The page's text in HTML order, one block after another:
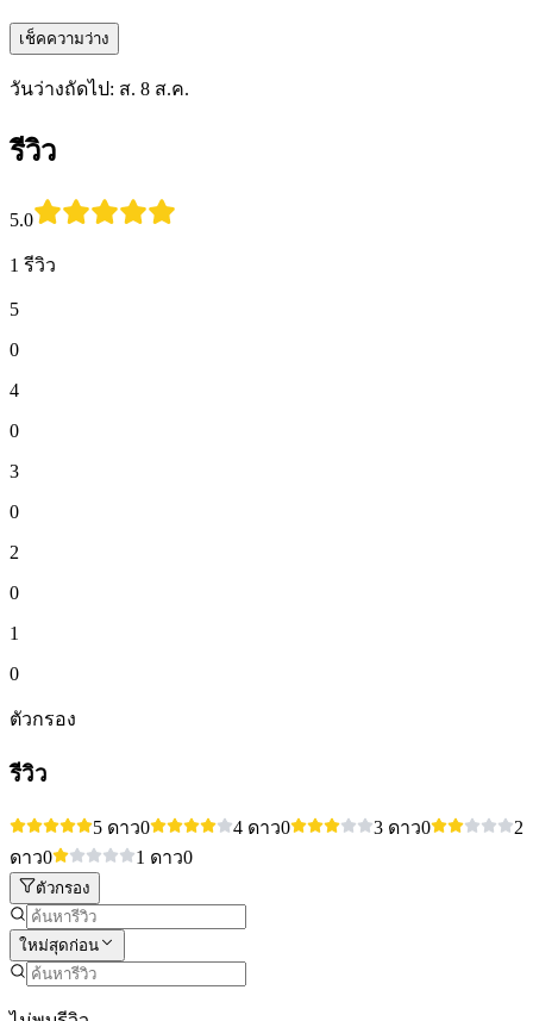
เช็คความว่าง
วันว่างถัดไป: ส. 8 ส.ค.
รีวิว
5.0
1 รีวิว
5
0
4
0
3
0
2
0
1
0
ตัวกรอง
รีวิว
5 ดาว0 4 ดาว0 3 ดาว0
2
ดาว0 1 ดาว0
ตัวกรอง
ใหม่สุดก่อน